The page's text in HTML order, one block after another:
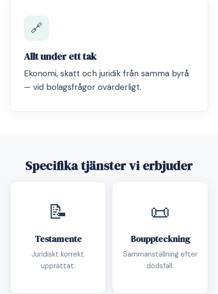
🔗
Allt under ett tak
Ekonomi, skatt och juridik från samma byrå
— vid bolagsfrågor ovärderligt.
Specifika tjänster vi erbjuder
📝
Testamente
Juridiskt korrekt
upprättat.
📜
Bouppteckning
Sammanställning efter
dödsfall.